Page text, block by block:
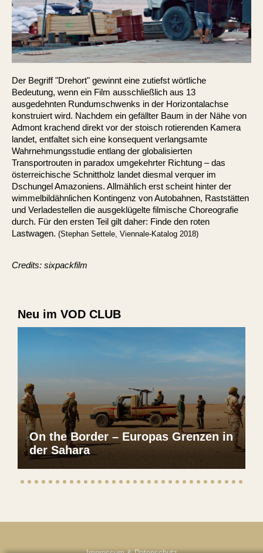
Der Begriff "Drehort" gewinnt eine zutiefst wörtliche
Bedeutung, wenn ein Film ausschließlich aus 13
ausgedehnten Rundumschwenks in der Horizontalachse
konstruiert wird. Nachdem ein gefällter Baum in der Nähe von
Admont krachend direkt vor der stoisch rotierenden Kamera
landet, entfaltet sich eine konsequent verlangsamte
Wahrnehmungsstudie entlang der globalisierten
Transportrouten in paradox umgekehrter Richtung – das
österreichische Schnittholz landet diesmal verquer im
Dschungel Amazoniens. Allmählich erst scheint hinter der
wimmelbildähnlichen Kontingenz von Autobahnen, Raststätten
und Verladestellen die ausgeklügelte filmische Choreografie
durch. Für den ersten Teil gilt daher: Finde den roten
Lastwagen. (Stephan Settele, Viennale-Katalog 2018)
Credits: sixpackfilm
Neu im VOD CLUB
On the Border – Europas Grenzen in
der Sahara